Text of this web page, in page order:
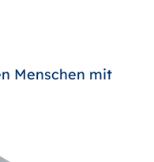
Menschen mit